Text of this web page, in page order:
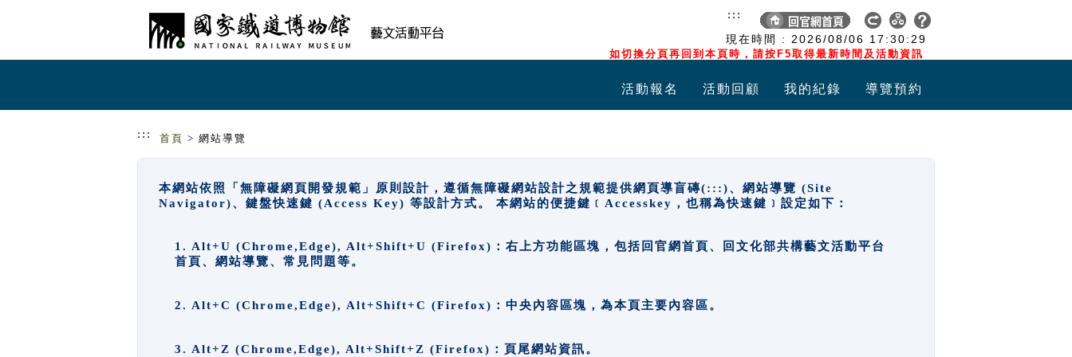
現在時間 : 2026/08/06 17:30:29
如切換分頁再回到本頁時，請按F5取得最新時間及活動資訊
:::
活動報名 活動回顧 我的紀錄 導覽預約
::: 首頁 > 網站導覽
本網站依照「無障礙網頁開發規範」原則設計，遵循無障礙網站設計之規範提供網頁導盲磚(:::)、網站導覽 (Site
Navigator)、鍵盤快速鍵 (Access Key) 等設計方式。 本網站的便捷鍵﹝Accesskey，也稱為快速鍵﹞設定如下：
1. Alt+U (Chrome,Edge), Alt+Shift+U (Firefox)：右上方功能區塊，包括回官網首頁、回文化部共構藝文活動平台
首頁、網站導覽、常見問題等。
2. Alt+C (Chrome,Edge), Alt+Shift+C (Firefox)：中央內容區塊，為本頁主要內容區。
3. Alt+Z (Chrome,Edge), Alt+Shift+Z (Firefox)：頁尾網站資訊。